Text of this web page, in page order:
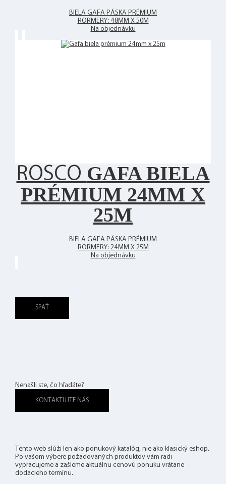
BIELA GAFA PÁSKA PRÉMIUM
RORMERY: 48MM X 50M
Na objednávku
ROSCO GAFA BIELA
PRÉMIUM 24MM X
25M
BIELA GAFA PÁSKA PRÉMIUM
RORMERY: 24MM X 25M
Na objednávku
SPÄŤ
Nenašli ste, čo hľadáte?
KONTAKTUJTE NÁS
Tento web slúži len ako ponukový katalóg, nie ako klasický eshop.
Po vašom výbere požadovaných produktov vám radi
vypracujeme a zašleme aktuálnu cenovú ponuku vrátane
dodacieho termínu.